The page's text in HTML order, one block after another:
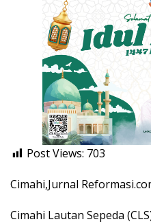
Post Views: 703
Cimahi,Jurnal
Cimahi Lautan Sepeda